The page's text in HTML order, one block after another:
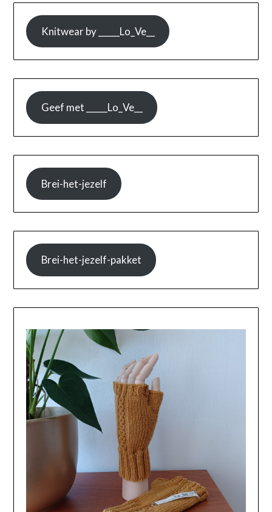
Knitwear by _____Lo_Ve__
Geef met _____Lo_Ve__
Brei-het-jezelf
Brei-het-jezelf-pakket